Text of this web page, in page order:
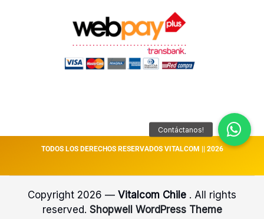
TODOS LOS DERECHOS RESERVADOS VITALCOM || 2026
Copyright 2026 — Vitalcom Chile . All rights
reserved. Shopwell WordPress Theme